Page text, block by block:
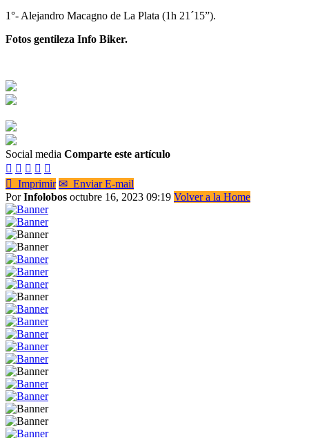
1°- Alejandro Macagno de La Plata (1h 21´15”).
Fotos gentileza Info Biker.
Social media Comparte este artículo
    
 Imprimir ✉ Enviar E-mail
PorInfolobos octubre 16, 2023 09:19 Volver a la Home